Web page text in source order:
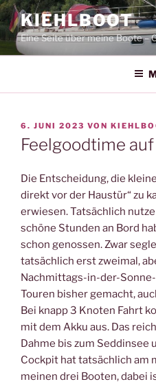
Zum
Inhalt
springen
KIEHLBOOT
Eine Seite über meine Boote –
VERÖFFENTLICHT
AM
6. JUNI 2023 VON
Feelgoodtime
Die Entscheidung, die
direkt vor der Haustür“ zu
erwiesen. Tatsächlich
schöne Stunden an Bord
schon genossen. Zwar
tatsächlich erst zweimal,
Nachmittags-in-der-
Touren bisher gemacht,
Bei knapp 3 Knoten Fahrt
mit dem Akku aus. Das
Dahme bis zum Seddinsee
Cockpit hat tatsächlich am
meinen drei Booten, dabei